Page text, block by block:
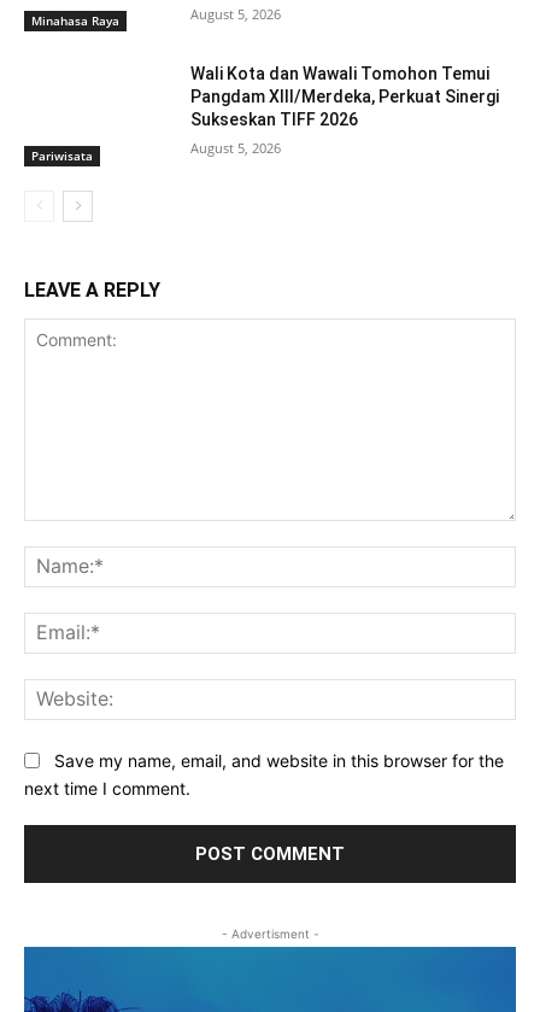
Minahasa Raya August 5, 2026
Pariwisata
Wali Kota dan Wawali Tomohon Temui
Pangdam XIII/Merdeka, Perkuat Sinergi
Sukseskan TIFF 2026
August 5, 2026
LEAVE A REPLY
Save my name, email, and website in this browser for the
next time I comment.
- Advertisment -